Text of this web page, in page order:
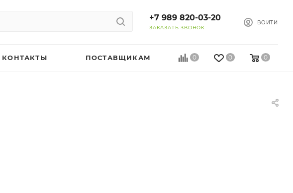
+7 989 820-03-20
ЗАКАЗАТЬ ЗВОНОК
ВОЙТИ
0 0 0
КОНТАКТЫ ПОСТАВЩИКАМ